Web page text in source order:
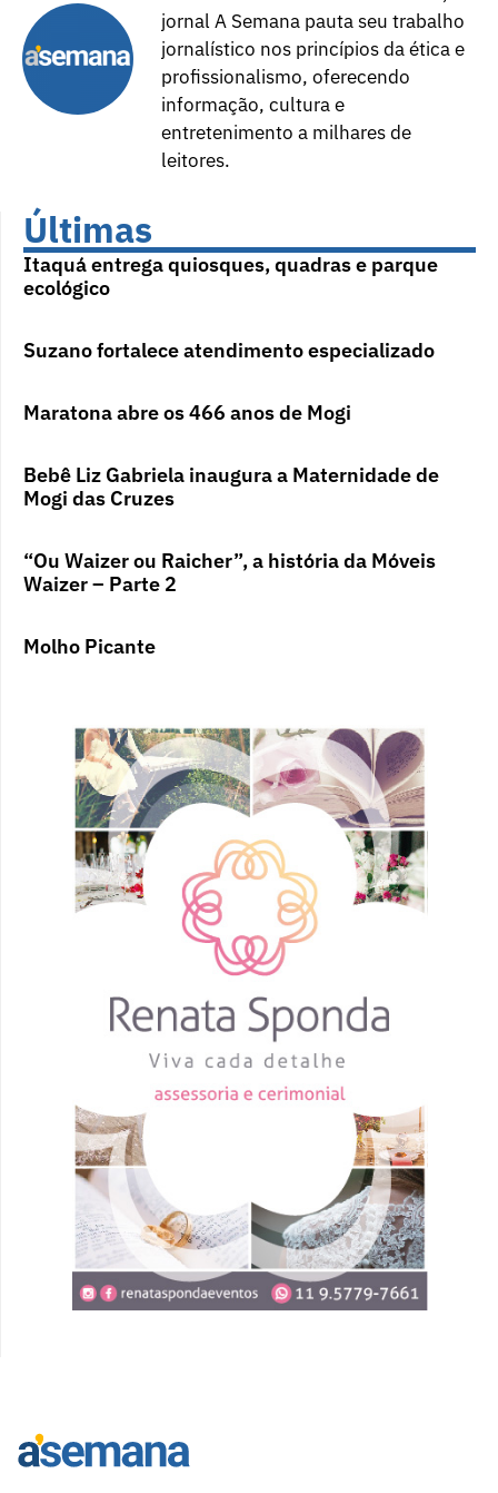
jornal A Semana pauta seu trabalho
jornalístico nos princípios da ética e
profissionalismo, oferecendo
informação, cultura e
entretenimento a milhares de
leitores.
Últimas
Itaquá entrega quiosques, quadras e parque
ecológico
Suzano fortalece atendimento especializado
Maratona abre os 466 anos de Mogi
Bebê Liz Gabriela inaugura a Maternidade de
Mogi das Cruzes
“Ou Waizer ou Raicher”, a história da Móveis
Waizer – Parte 2
Molho Picante